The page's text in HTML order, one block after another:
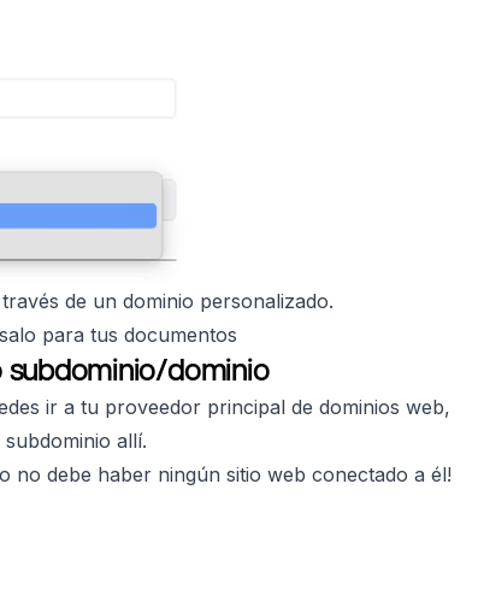
de un dominio personalizado.
para tus documentos
subdominio/dominio
ir a tu proveedor principal de dominios web,
allí.
no debe haber ningún sitio web conectado a él!